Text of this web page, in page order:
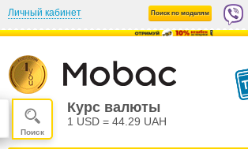
Личный кабинет Поиск по моделям
Курс валюты
1 USD = 44.29 UAH